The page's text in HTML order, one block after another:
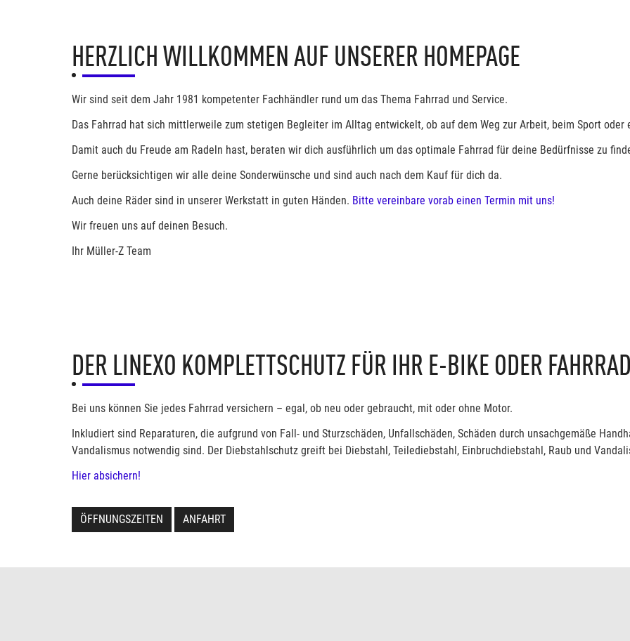
HERZLICH WILLKOMMEN AUF UNSERER HOMEPAGE
Wir sind seit dem Jahr 1981 kompetenter Fachhändler rund um das Thema Fahrrad und Service.
Das Fahrrad hat sich mittlerweile zum stetigen Begleiter im Alltag entwickelt, ob auf dem Weg zur Arbeit, beim Sport
Damit auch du Freude am Radeln hast, beraten wir dich ausführlich um das optimale Fahrrad für deine Bedürfnisse zu
Gerne berücksichtigen wir alle deine Sonderwünsche und sind auch nach dem Kauf für dich da.
Auch deine Räder sind in unserer Werkstatt in guten Händen. Bitte vereinbare vorab einen Termin mit uns!
Wir freuen uns auf deinen Besuch.
Ihr Müller-Z Team
DER LINEXO KOMPLETTSCHUTZ FÜR IHR E-BIKE ODER
Bei uns können Sie jedes Fahrrad versichern – egal, ob neu oder gebraucht, mit oder ohne Motor.
Inkludiert sind Reparaturen, die aufgrund von Fall- und Sturzschäden, Unfallschäden, Schäden durch unsachgemäße
Vandalismus notwendig sind. Der Diebstahlschutz greift bei Diebstahl, Teilediebstahl, Einbruchdiebstahl, Raub und
Hier absichern!
ÖFFNUNGSZEITEN ANFAHRT